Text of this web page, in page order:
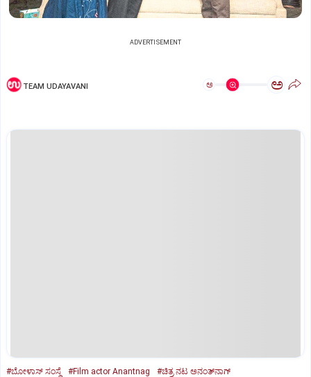
ADVERTISEMENT
TEAM UDAYAVANI ಅ ಅ
#ಬೋಳಾಸ್‌ ಸಂಸ್ಥೆ #Film actor Anantnag #ಚಿತ್ರ ನಟ ಅನಂತ್‌ನಾಗ್‌